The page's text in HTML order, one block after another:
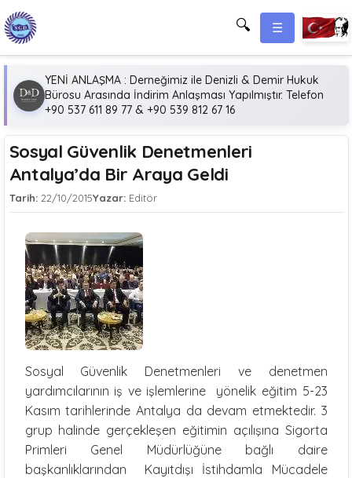
🔍 ☰
YENİ ANLAŞMA : Derneğimiz ile Denizli & Demir Hukuk
Bürosu Arasında İndirim Anlaşması Yapılmıştır. Telefon
+90 537 611 89 77 & +90 539 812 67 16
Sosyal Güvenlik Denetmenleri
Antalya’da Bir Araya Geldi
Tarih: 22/10/2015Yazar:Editör
Sosyal Güvenlik Denetmenleri ve denetmen
yardımcılarının iş ve işlemlerine yönelik eğitim 5-23
Kasım tarihlerinde Antalya da devam etmektedir. 3
grup halinde gerçekleşen eğitimin açılışına Sigorta
Primleri Genel Müdürlüğüne bağlı daire
başkanlıklarından Kayıtdışı İstihdamla Mücadele